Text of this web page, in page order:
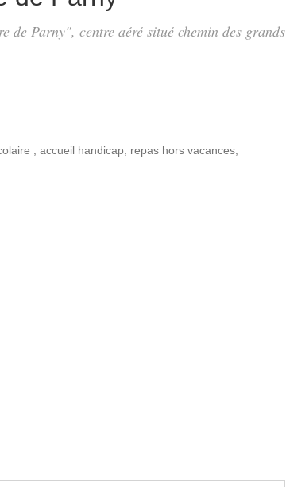
de Parny", centre aéré situé chemin des grands
accueil handicap repas hors vacances